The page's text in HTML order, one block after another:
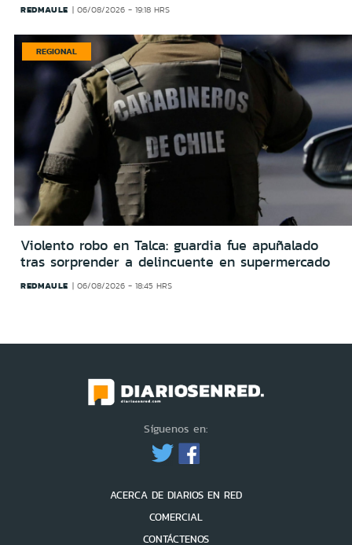
REDMAULE 06/08/2026 - 19:18 HRS
REGIONAL
Violento robo en Talca: guardia fue apuñalado
tras sorprender a delincuente en supermercado
REDMAULE 06/08/2026 - 18:45 HRS
Síguenos en:
ACERCA DE DIARIOS EN RED
COMERCIAL
CONTÁCTENOS